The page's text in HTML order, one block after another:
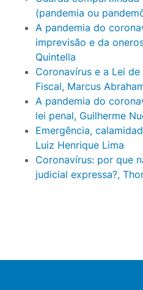
(pandemia ou
A pandemia do
imprevisão e da
Quintella
Coronavírus e a Lei
Fiscal, Marcus
A pandemia do
lei penal, Guilherme
Emergência,
Luiz Henrique Lima
Coronavírus: por que
judicial expressa?,